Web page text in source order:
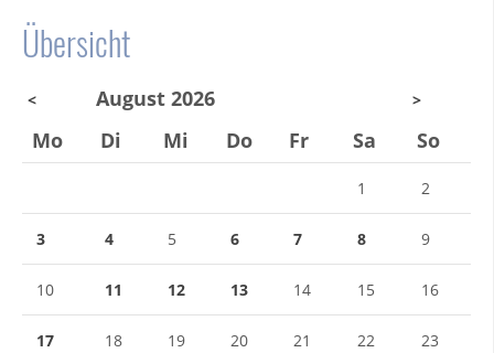
Übersicht
< August 2026 >
Mo Di Mi Do Fr Sa So
1 2
3 4 5 6 7 8 9
10 11 12 13 14 15 16
17 18 19 20 21 22 23